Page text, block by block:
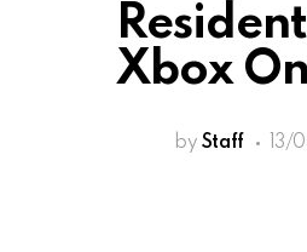
Xbox
by Staff 13/